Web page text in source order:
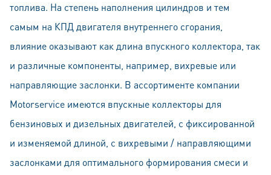
топлива. На степень наполнения цилиндров и тем
самым на КПД двигателя внутреннего сгорания,
влияние оказывают как длина впускного коллектора, так
и различные компоненты, например, вихревые или
направляющие заслонки. В ассортименте компании
Motorservice имеются впускные коллекторы для
бензиновых и дизельных двигателей, с фиксированной
и изменяемой длиной, с вихревыми / направляющими
заслонками для оптимального формирования смеси и